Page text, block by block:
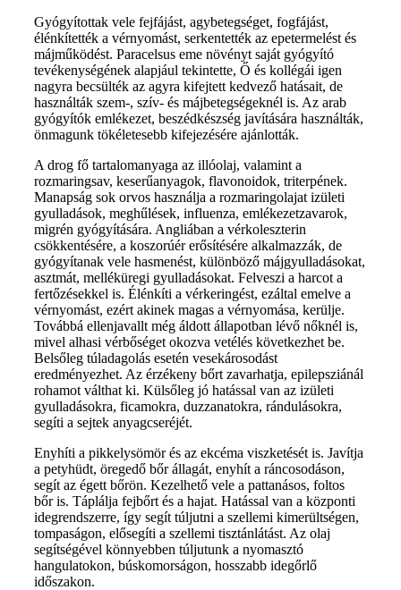
Gyógyítottak vele fejfájást, agybetegséget, fogfájást,
élénkítették a vérnyomást, serkentették az epetermelést és
májműködést. Paracelsus eme növényt saját gyógyító
tevékenységének alapjául tekintette, Ő és kollégái igen
nagyra becsülték az agyra kifejtett kedvező hatásait, de
használták szem-, szív- és májbetegségeknél is. Az arab
gyógyítók emlékezet, beszédkészség javítására használták,
önmagunk tökéletesebb kifejezésére ajánlották.
A drog fő tartalomanyaga az illóolaj, valamint a
rozmaringsav, keserűanyagok, flavonoidok, triterpének.
Manapság sok orvos használja a rozmaringolajat izületi
gyulladások, meghűlések, influenza, emlékezetzavarok,
migrén gyógyítására. Angliában a vérkoleszterin
csökkentésére, a koszorúér erősítésére alkalmazzák, de
gyógyítanak vele hasmenést, különböző májgyulladásokat,
asztmát, melléküregi gyulladásokat. Felveszi a harcot a
fertőzésekkel is. Élénkíti a vérkeringést, ezáltal emelve a
vérnyomást, ezért akinek magas a vérnyomása, kerülje.
Továbbá ellenjavallt még áldott állapotban lévő nőknél is,
mivel alhasi vérbőséget okozva vetélés következhet be.
Belsőleg túladagolás esetén vesekárosodást
eredményezhet. Az érzékeny bőrt zavarhatja, epilepsziánál
rohamot válthat ki. Külsőleg jó hatással van az izületi
gyulladásokra, ficamokra, duzzanatokra, rándulásokra,
segíti a sejtek anyagcseréjét.
Enyhíti a pikkelysömör és az ekcéma viszketését is. Javítja
a petyhüdt, öregedő bőr állagát, enyhít a ráncosodáson,
segít az égett bőrön. Kezelhető vele a pattanásos, foltos
bőr is. Táplálja fejbőrt és a hajat. Hatással van a központi
idegrendszerre, így segít túljutni a szellemi kimerültségen,
tompaságon, elősegíti a szellemi tisztánlátást. Az olaj
segítségével könnyebben túljutunk a nyomasztó
hangulatokon, búskomorságon, hosszabb idegőrlő
időszakon.